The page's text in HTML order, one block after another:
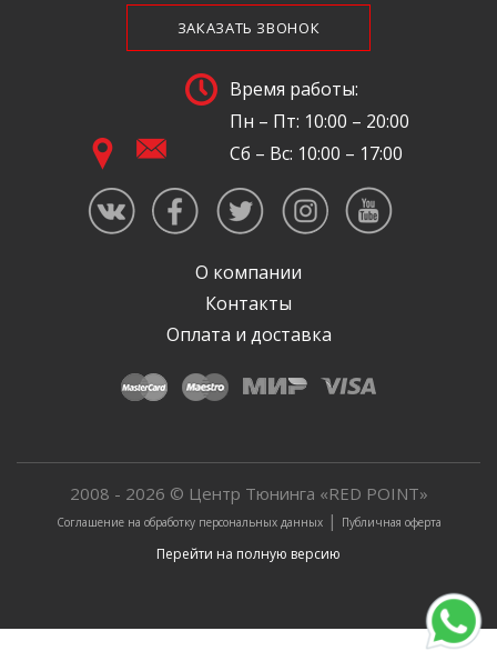
ЗАКАЗАТЬ ЗВОНОК
Время работы:
Пн – Пт: 10:00 – 20:00
Сб – Вс: 10:00 – 17:00
О компании
Контакты
Оплата и доставка
2008 - 2026 © Центр Тюнинга «RED POINT»
Соглашение на обработку персональных данных| Публичная оферта
Перейти на полную версию